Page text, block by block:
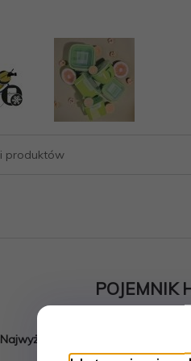
produktów
POJEMNIK
Najwyższej jakości pojemnik